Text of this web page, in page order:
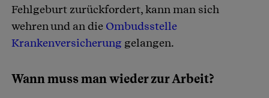
Fehlgeburt zurückfordert, kann man sich
wehren und an die Ombudsstelle
Krankenversicherung gelangen.
Wann muss man wieder zur Arbeit?